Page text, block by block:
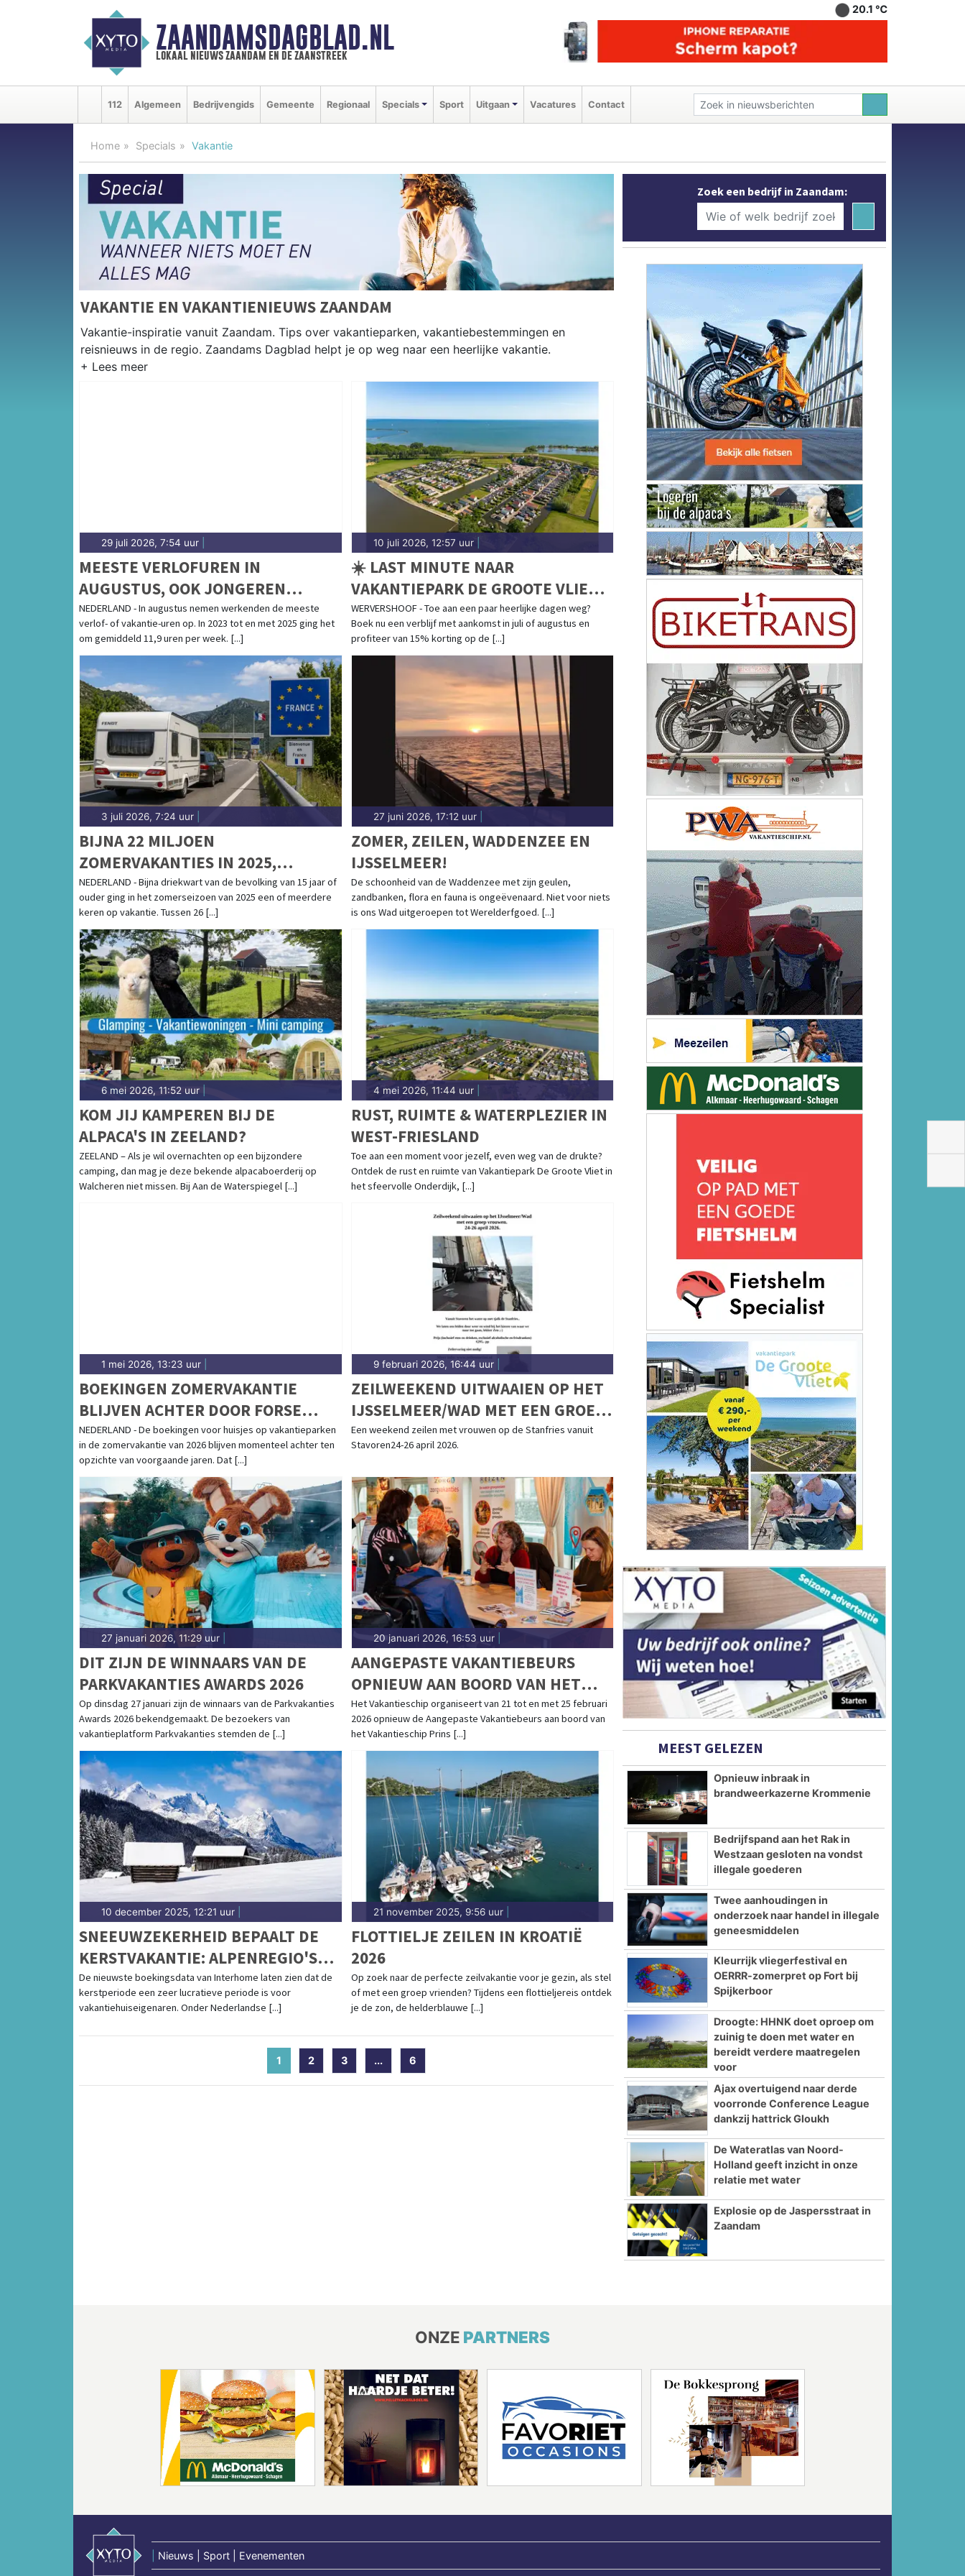
ZAANDAMSDAGBLAD.NL
lokaal nieuws zaandam en de zaanstreek
20.1 ℃
112 Algemeen Bedrijvengids Gemeente Regionaal Specials Sport Uitgaan Vacatures Contact
Home Specials Vakantie
VAKANTIE EN VAKANTIENIEUWS ZAANDAM
Vakantie-inspiratie vanuit Zaandam. Tips over vakantieparken, vakantiebestemmingen en
reisnieuws in de regio. Zaandams Dagblad helpt je op weg naar een heerlijke vakantie.
29 juli 2026, 7:54 uur
MEESTE VERLOFUREN IN
AUGUSTUS, OOK JONGEREN
WERKEN DAN MINSTE AANTAL
UREN
NEDERLAND - In augustus nemen werkenden de meeste
verlof- of vakantie-uren op. In 2023 tot en met 2025 ging het
om gemiddeld 11,9 uren per week. [...]
10 juli 2026, 12:57 uur|
☀️ LAST MINUTE NAAR
VAKANTIEPARK DE GROOTE VLIET?
☀️
WERVERSHOOF - Toe aan een paar heerlijke dagen weg?
Boek nu een verblijf met aankomst in juli of augustus en
profiteer van 15% korting op de [...]
3 juli 2026, 7:24 uur
BIJNA 22 MILJOEN
ZOMERVAKANTIES IN 2025,
FRANKRIJK POPULAIRSTE
BESTEMMING
NEDERLAND - Bijna driekwart van de bevolking van 15 jaar of
ouder ging in het zomerseizoen van 2025 een of meerdere
keren op vakantie. Tussen 26 [...]
27 juni 2026, 17:12 uur|
ZOMER, ZEILEN, WADDENZEE EN
IJSSELMEER!
De schoonheid van de Waddenzee met zijn geulen,
zandbanken, flora en fauna is ongeëvenaard. Niet voor niets
is ons Wad uitgeroepen tot Werelderfgoed. [...]
6 mei 2026, 11:52 uur
KOM JIJ KAMPEREN BIJ DE
ALPACA'S IN ZEELAND?
ZEELAND – Als je wil overnachten op een bijzondere
camping, dan mag je deze bekende alpacaboerderij op
Walcheren niet missen. Bij Aan de Waterspiegel [...]
4 mei 2026, 11:44 uur|
RUST, RUIMTE & WATERPLEZIER IN
WEST-FRIESLAND
Toe aan een moment voor jezelf, even weg van de drukte?
Ontdek de rust en ruimte van Vakantiepark De Groote Vliet in
het sfeervolle Onderdijk, [...]
1 mei 2026, 13:23 uur
BOEKINGEN ZOMERVAKANTIE
BLIJVEN ACHTER DOOR FORSE
PRIJZEN – LAST-MINUTE EXPLOSIE
VERWACHT
NEDERLAND - De boekingen voor huisjes op vakantieparken
in de zomervakantie van 2026 blijven momenteel achter ten
opzichte van voorgaande jaren. Dat [...]
9 februari 2026, 16:44 uur|
ZEILWEEKEND UITWAAIEN OP HET
IJSSELMEER/WAD MET EEN GROEP
VROUWEN
Een weekend zeilen met vrouwen op de Stanfries vanuit
Stavoren24-26 april 2026.
27 januari 2026, 11:29 uur
DIT ZIJN DE WINNAARS VAN DE
PARKVAKANTIES AWARDS 2026
Op dinsdag 27 januari zijn de winnaars van de Parkvakanties
Awards 2026 bekendgemaakt. De bezoekers van
vakantieplatform Parkvakanties stemden de [...]
20 januari 2026, 16:53 uur|
AANGEPASTE VAKANTIEBEURS
OPNIEUW AAN BOORD VAN HET
VAKANTIESCHIP PRINS WILLEM-
ALEXANDER
Het Vakantieschip organiseert van 21 tot en met 25 februari
2026 opnieuw de Aangepaste Vakantiebeurs aan boord van
het Vakantieschip Prins [...]
10 december 2025, 12:21 uur
SNEEUWZEKERHEID BEPAALT DE
KERSTVAKANTIE: ALPENREGIO'S
BLIJVEN TOPBESTEMMINGEN
De nieuwste boekingsdata van Interhome laten zien dat de
kerstperiode een zeer lucratieve periode is voor
vakantiehuiseigenaren. Onder Nederlandse [...]
21 november 2025, 9:56 uur|
FLOTTIELJE ZEILEN IN KROATIË
2026
Op zoek naar de perfecte zeilvakantie voor je gezin, als stel
of met een groep vrienden? Tijdens een flottieljereis ontdek
je de zon, de helderblauwe [...]
1 (current)
2 3 ... 6
Zoek een bedrijf in Zaandam:
MEEST GELEZEN
Opnieuw inbraak in
brandweerkazerne Krommenie
Bedrijfspand aan het Rak in
Westzaan gesloten na vondst
illegale goederen
Twee aanhoudingen in
onderzoek naar handel in illegale
geneesmiddelen
Kleurrijk vliegerfestival en
OERRR-zomerpret op Fort bij
Spijkerboor
Droogte: HHNK doet oproep om
zuinig te doen met water en
bereidt verdere maatregelen
voor
Ajax overtuigend naar derde
voorronde Conference League
dankzij hattrick Gloukh
De Wateratlas van Noord-
Holland geeft inzicht in onze
relatie met water
Explosie op de Jaspersstraat in
Zaandam
ONZE PARTNERS
Nieuws | Sport | Evenementen